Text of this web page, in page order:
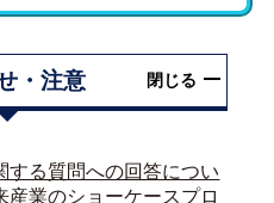
・注意 閉じる
する質問への回答につい
業のショーケースプロ